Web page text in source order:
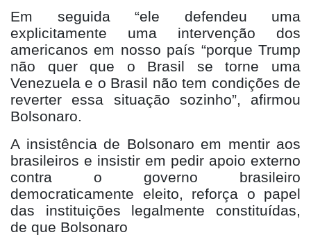
Em seguida “ele defendeu uma
explicitamente uma intervenção dos
americanos em nosso país “porque Trump
não quer que o Brasil se torne uma
Venezuela e o Brasil não tem condições de
reverter essa situação sozinho”, afirmou
Bolsonaro.
A insistência de Bolsonaro em mentir aos
brasileiros e insistir em pedir apoio externo
contra o governo brasileiro
democraticamente eleito, reforça o papel
das instituições legalmente constituídas,
de que Bolsonaro